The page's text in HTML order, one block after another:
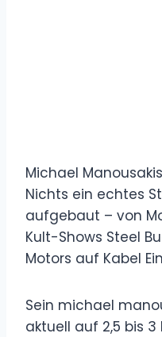
Michael
Nichts ein echtes
aufgebaut – von
Kult-Shows Steel
Motors auf Kabel
Sein michael
aktuell auf 2,5 bis